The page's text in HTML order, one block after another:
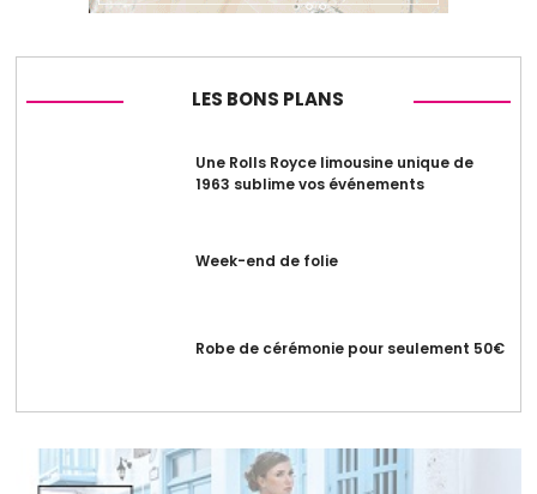
LES BONS PLANS
Une Rolls Royce limousine unique de
1963 sublime vos événements
Week-end de folie
Robe de cérémonie pour seulement 50€